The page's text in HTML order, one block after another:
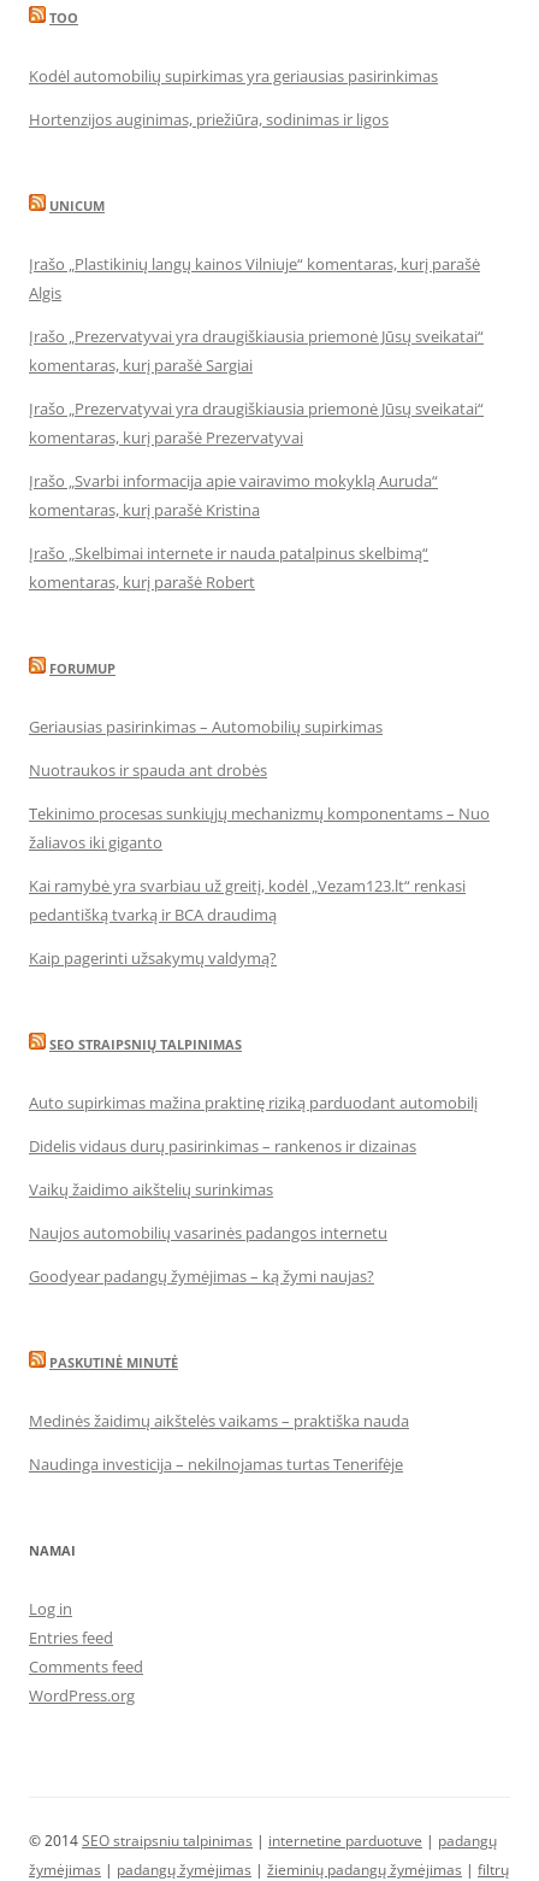
TOO
Kodėl automobilių supirkimas yra geriausias pasirinkimas
Hortenzijos auginimas, priežiūra, sodinimas ir ligos
UNICUM
Įrašo „Plastikinių langų kainos Vilniuje“ komentaras, kurį parašė
Algis
Įrašo „Prezervatyvai yra draugiškiausia priemonė Jūsų sveikatai“
komentaras, kurį parašė Sargiai
Įrašo „Prezervatyvai yra draugiškiausia priemonė Jūsų sveikatai“
komentaras, kurį parašė Prezervatyvai
Įrašo „Svarbi informacija apie vairavimo mokyklą Auruda“
komentaras, kurį parašė Kristina
Įrašo „Skelbimai internete ir nauda patalpinus skelbimą“
komentaras, kurį parašė Robert
FORUMUP
Geriausias pasirinkimas – Automobilių supirkimas
Nuotraukos ir spauda ant drobės
Tekinimo procesas sunkiųjų mechanizmų komponentams – Nuo
žaliavos iki giganto
Kai ramybė yra svarbiau už greitį, kodėl „Vezam123.lt“ renkasi
pedantišką tvarką ir BCA draudimą
Kaip pagerinti užsakymų valdymą?
SEO STRAIPSNIŲ TALPINIMAS
Auto supirkimas mažina praktinę riziką parduodant automobilį
Didelis vidaus durų pasirinkimas – rankenos ir dizainas
Vaikų žaidimo aikštelių surinkimas
Naujos automobilių vasarinės padangos internetu
Goodyear padangų žymėjimas – ką žymi naujas?
PASKUTINĖ MINUTĖ
Medinės žaidimų aikštelės vaikams – praktiška nauda
Naudinga investicija – nekilnojamas turtas Tenerifėje
NAMAI
Log in
Entries feed
Comments feed
WordPress.org
© 2014SEO straipsniu talpinimas | internetine parduotuve | padangų
žymėjimas | padangų žymėjimas | žieminių padangų žymėjimas | filtrų